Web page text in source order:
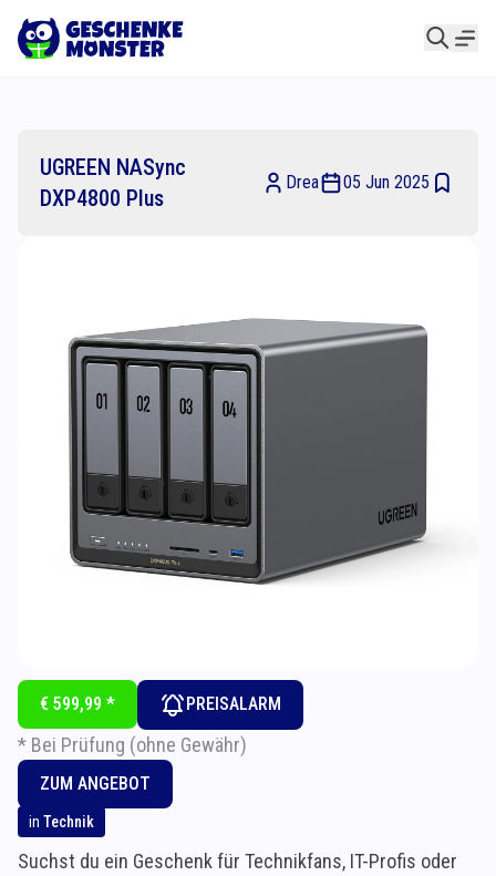
UGREEN NASync
DXP4800 Plus
Drea 05 Jun 2025
€ 599,99 * PREISALARM
* Bei Prüfung (ohne Gewähr)
ZUM ANGEBOT
in Technik
Suchst du ein Geschenk für Technikfans, IT-Profis oder